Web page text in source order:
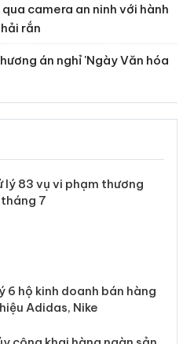
camera an ninh với hành
rắn
án nghỉ 'Ngày Văn hóa
lý 83 vụ vi phạm thương
7
lý 6 hộ kinh doanh bán
nhãn hiệu Adidas, Nike